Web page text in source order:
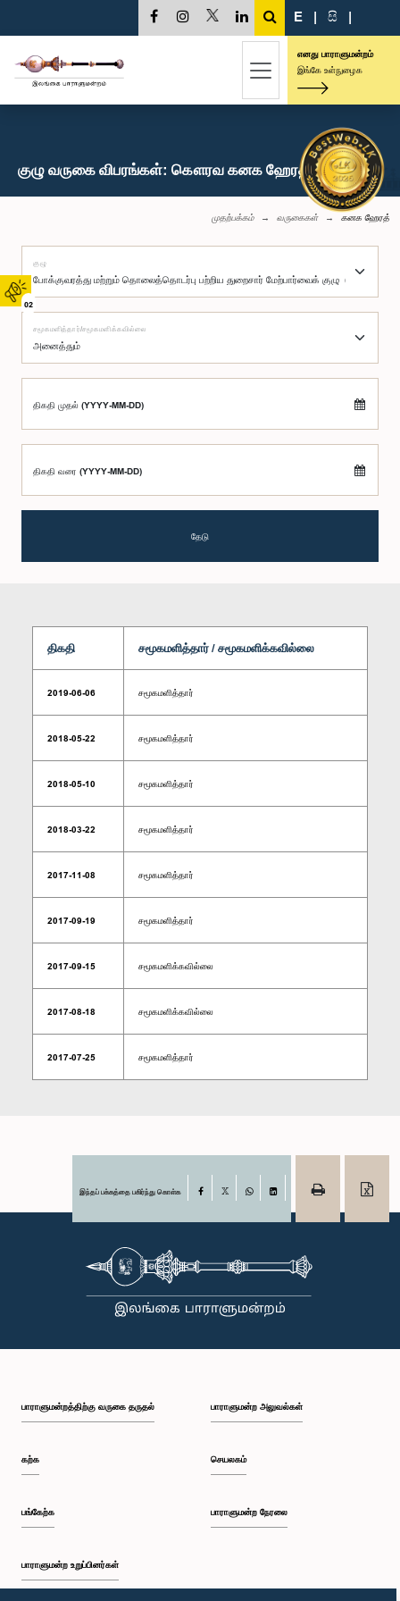
02
E | සි |
எனது பாராளுமன்றம்
இங்கே உள்நுழைக
குழு வருகை விபரங்கள்: கௌரவ கனக ஹேரத், பா.உ.
முதற்பக்கம் வருகைகள் கனக ஹேரத்
குழு
சமூகமளித்தார்/சமூகமளிக்கவில்லை
திகதி முதல் (YYYY-MM-DD)
திகதி வரை (YYYY-MM-DD)
தேடு
திகதி சமூகமளித்தார் / சமூகமளிக்கவில்லை
2019-06-06 சமூகமளித்தார்
2018-05-22 சமூகமளித்தார்
2018-05-10 சமூகமளித்தார்
2018-03-22 சமூகமளித்தார்
2017-11-08 சமூகமளித்தார்
2017-09-19 சமூகமளித்தார்
2017-09-15 சமூகமளிக்கவில்லை
2017-08-18 சமூகமளிக்கவில்லை
2017-07-25 சமூகமளித்தார்
இந்தப் பக்கத்தை பகிர்ந்து கொள்க Facebook
பாராளுமன்றத்திற்கு வருகை தருதல்
கற்க
பங்கேற்க
பாராளுமன்ற உறுப்பினர்கள்
பாராளுமன்ற அலுவல்கள்
செயலகம்
பாராளுமன்ற நேரலை